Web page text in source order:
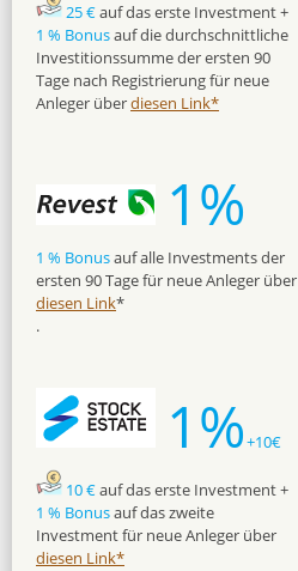
25 €auf das erste Investment +
1 % Bonusauf die durchschnittliche
Investitionssumme der ersten 90
Tage nach Registrierung für neue
Anleger überdiesen Link*
1%
1 % Bonusauf alle Investments der
ersten 90 Tage für neue Anleger über
diesen Link*
.
1%+10€
10 €auf das erste Investment +
1 % Bonusauf das zweite
Investment für neue Anleger über
diesen Link*